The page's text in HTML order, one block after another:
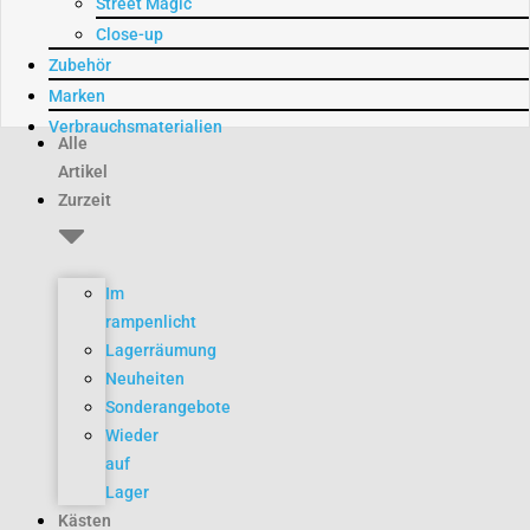
Street Magic
Close-up
Zubehör
Marken
Verbrauchsmaterialien
Alle
Artikel
Zurzeit
Im
rampenlicht
Lagerräumung
Neuheiten
Sonderangebote
Wieder
auf
Lager
Kästen